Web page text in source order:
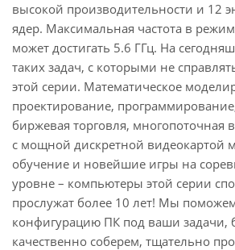
высокой производительности и 12
ядер. Максимальная частота в
может достигать 5.6 ГГц. На
таких задач, с которыми не
этой серии. Математическое
проектирование,
биржевая торговля, многопоточная
с мощной дискретной видеокартой
обучение и новейшие игры на
уровне – компьютеры этой серии
прослужат более 10 лет! Мы
конфигурацию ПК под ваши задачи,
качественно соберем, тщательно